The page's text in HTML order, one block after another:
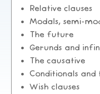
Relative clauses
Modals, semi-
The future
Gerunds and
The causative
Conditionals and
Wish clauses